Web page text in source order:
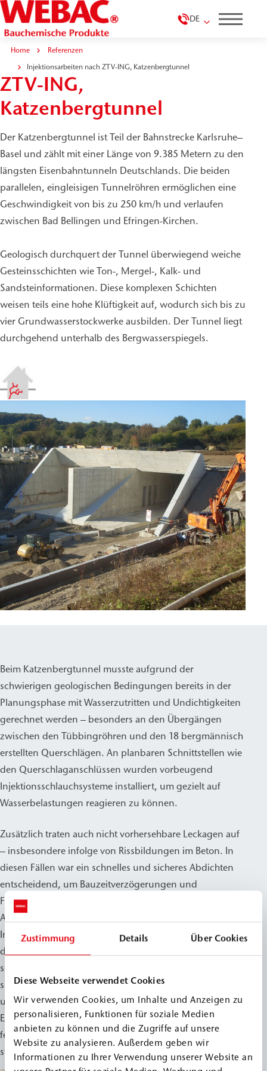
Zustimmung Details Über Cookies
Diese Webseite verwendet Cookies
Wir verwenden Cookies, um Inhalte und Anzeigen zu
personalisieren, Funktionen für soziale Medien
anbieten zu können und die Zugriffe auf unsere
Website zu analysieren. Außerdem geben wir
Informationen zu Ihrer Verwendung unserer Website an
DE
Home
Referenzen
Injektionsarbeiten nach ZTV-ING, Katzenbergtunnel
Injektionsarbeiten nach
ZTV-ING,
Katzenbergtunnel
Der Katzenbergtunnel ist Teil der Bahnstrecke Karlsruhe–
Basel und zählt mit einer Länge von 9.385 Metern zu den
längsten Eisenbahntunneln Deutschlands. Die beiden
parallelen, eingleisigen Tunnelröhren ermöglichen eine
Geschwindigkeit von bis zu 250 km/h und verlaufen
zwischen Bad Bellingen und Efringen-Kirchen.
Geologisch durchquert der Tunnel überwiegend weiche
Gesteinsschichten wie Ton-, Mergel-, Kalk- und
Sandsteinformationen. Diese komplexen Schichten
weisen teils eine hohe Klüftigkeit auf, wodurch sich bis zu
vier Grundwasserstockwerke ausbilden. Der Tunnel liegt
durchgehend unterhalb des Bergwasserspiegels.
Beim Katzenbergtunnel musste aufgrund der
schwierigen geologischen Bedingungen bereits in der
Planungsphase mit Wasserzutritten und Undichtigkeiten
gerechnet werden – besonders an den Übergängen
zwischen den Tübbingröhren und den 18 bergmännisch
erstellten Querschlägen. An planbaren Schnittstellen wie
den Querschlaganschlüssen wurden vorbeugend
Injektionsschlauchsysteme installiert, um gezielt auf
Wasserbelastungen reagieren zu können.
Zusätzlich traten auch nicht vorhersehbare Leckagen auf
– insbesondere infolge von Rissbildungen im Beton. In
diesen Fällen war ein schnelles und sicheres Abdichten
entscheidend, um Bauzeitverzögerungen und
Folgeschäden zu vermeiden. Für diese kritischen
Abdichtungsmaßnahmen kam das zertifizierte
Injektionssystem von WEBAC zum Einsatz. Insbesondere
das PUR-Injektionsharz WEBAC 1405, das nach ZTV-ING
sowie EN 1504-5 geprüft und überwacht ist, bewährte
sich durch seine hohe Haftung und Dehnfähigkeit auch
unter erschwerten Bedingungen. Ergänzend wurde der
EP-Spezialspachtel WEBAC 4525 verwendet, um auf
feuchten und schlecht tragfähigen Untergründen eine
stabile Verdämmung für die Injektionen zu schaffen.